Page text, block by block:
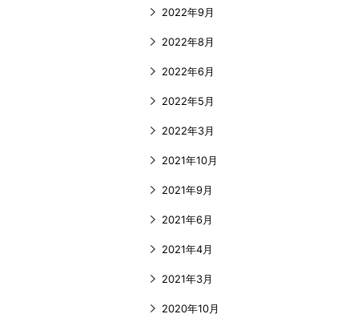
2022年9月
2022年8月
2022年6月
2022年5月
2022年3月
2021年10月
2021年9月
2021年6月
2021年4月
2021年3月
2020年10月